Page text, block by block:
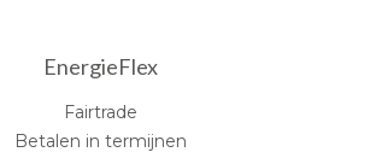
EnergieFlex
Fairtrade
Betalen in termijnen